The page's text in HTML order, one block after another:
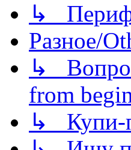
↳
Разное/
↳
from
↳ Купи-